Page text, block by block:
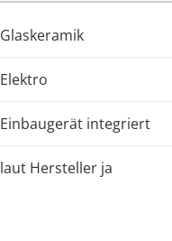
Glaskeramik
Elektro
Einbaugerät integriert
laut Hersteller ja